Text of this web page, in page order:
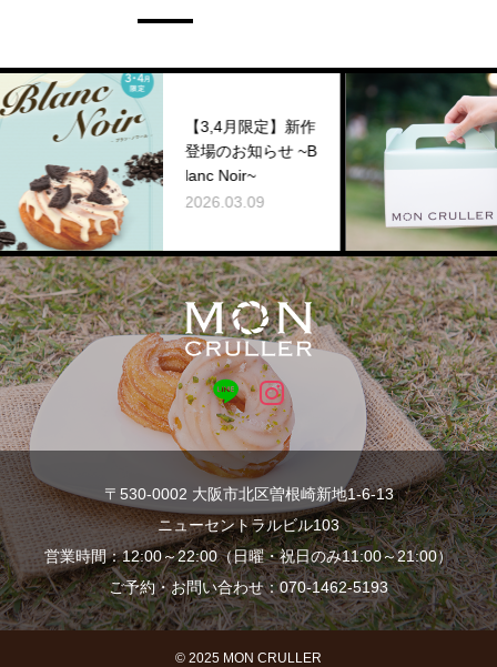
【3,4月限定】新作
登場のお知らせ ~B
lanc Noir~
2026.03.09
思
た
も
〒530-0002 大阪市北区曽根崎新地1-6-13
ニューセントラルビル103
営業時間：12:00～22:00（日曜・祝日のみ11:00～21:00）
ご予約・お問い合わせ：070-1462-5193
© 2025 MON CRULLER